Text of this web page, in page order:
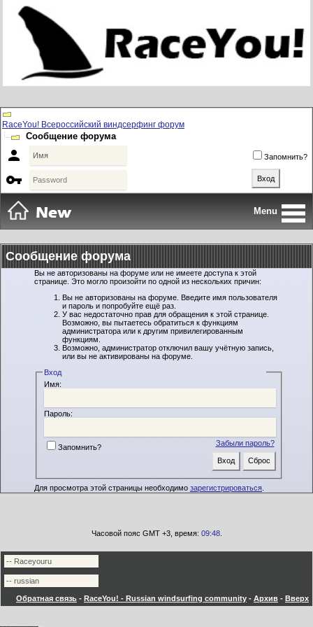
RaceYou! Всероссийский виндсерфинг форум
Сообщение форума
 Запомнить?

Menu
Сообщение форума
Вы не авторизованы на форуме или не имеете доступа к этой
странице. Это могло произойти по одной из нескольких причин:
Вы не авторизованы на форуме. Введите имя пользователя
и пароль и попробуйте ещё раз.
У вас недостаточно прав для обращения к этой странице.
Возможно, вы пытаетесь обратиться к функциям
администратора или к другим привилегированным
функциям.
Возможно, администратор отключил вашу учётную запись,
или вы не активированы на форуме.
Вход
Имя:
Пароль:
Забыли пароль?
Запомнить?
Для просмотра этой страницы необходимо зарегистрироваться
Часовой пояс GMT +3, время: 09:48.
Обратная связь - RaceYou! - Russian windsurfing community - Архив - Вверх